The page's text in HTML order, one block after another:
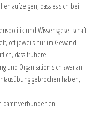
aufzeigen, dass es sich bei
und Wissensgesellschaft
oft jeweils nur im Gewand
dass frühere
und Organisation sich zwar an
gebrochen haben,
damit verbundenen